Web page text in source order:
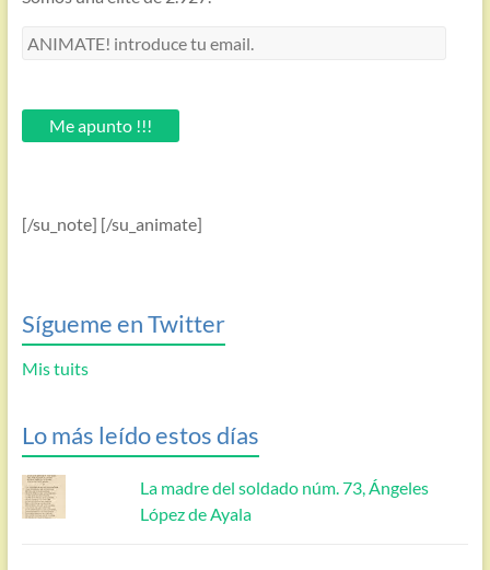
ANIMATE!
email.Me apunto !!!
[/su_note] [/su_animate]
Sígueme en Twitter
Mis tuits
Lo más leído estos días
La madre del soldado núm. 73, Ángeles
López de Ayala